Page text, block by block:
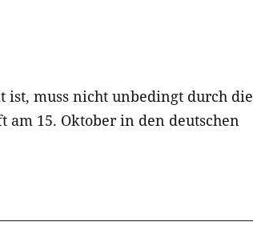
ist, muss nicht unbedingt durch die
am 15. Oktober in den deutschen